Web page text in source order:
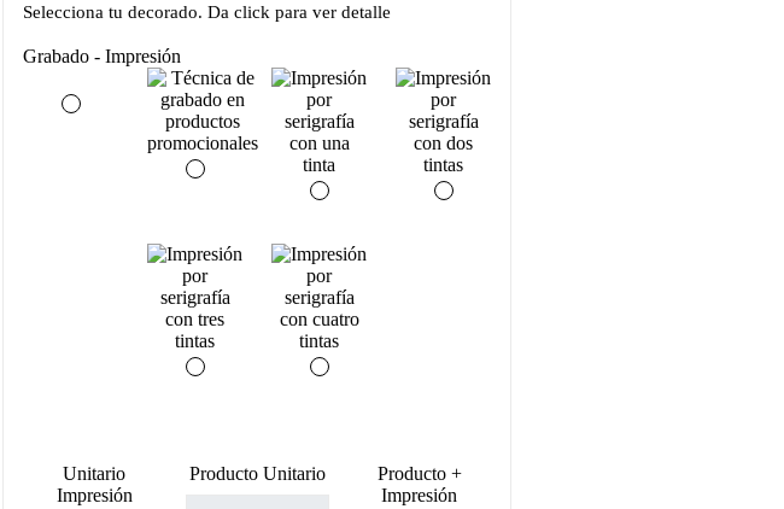
Selecciona tu decorado. Da click para ver detalle
Grabado - Impresión
Unitario
Impresión
Producto Unitario
Producto +
Impresión